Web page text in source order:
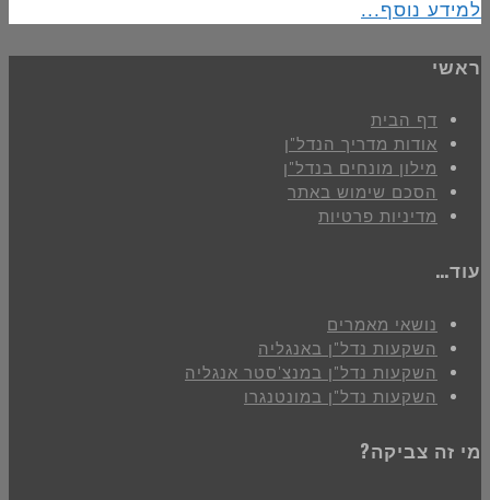
למידע נוסף...
ראשי
דף הבית
אודות מדריך הנדל"ן
מילון מונחים בנדל"ן
הסכם שימוש באתר
מדיניות פרטיות
עוד…
נושאי מאמרים
השקעות נדל"ן באנגליה
השקעות נדל"ן במנצ'סטר אנגליה
השקעות נדל"ן במונטנגרו
מי זה צביקה?